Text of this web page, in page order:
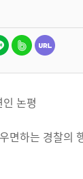
논평
면하는 경찰의